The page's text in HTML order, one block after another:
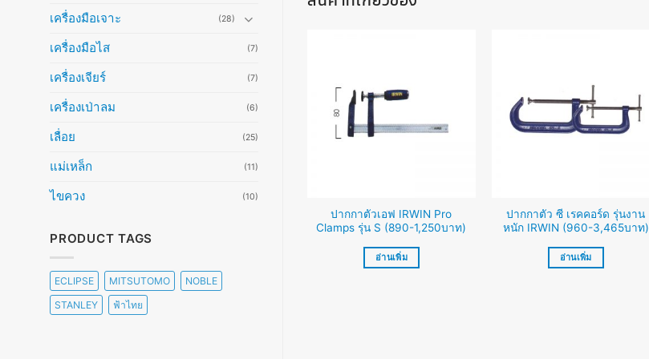
เครื่องมือเจาะ (28)
เครื่องมือไส (7)
เครื่องเจียร์ (7)
เครื่องเป่าลม (6)
เลื่อย (25)
แม่เหล็ก (11)
ไขควง (10)
PRODUCT TAGS
ECLIPSE MITSUTOMO
NOBLE
STANLEY
ฟ้าไทย
ปากกาตัวเอฟ IRWIN Pro
Clamps รุ่น S (890-1,250บาท)
อ่านเพิ่ม
ปากกาตัว ซี เรคคอร์ด รุ่นงาน
หนัก IRWIN (960-3,465บาท)
อ่านเพิ่ม